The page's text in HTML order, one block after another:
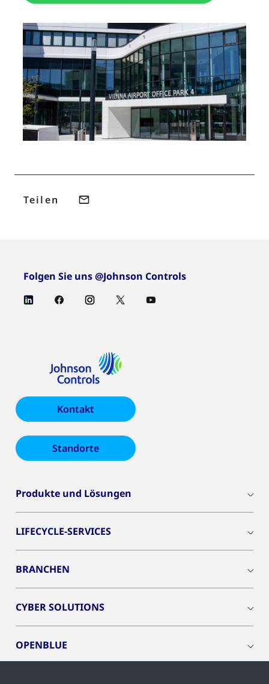
Teilen
Folgen Sie uns @Johnson Controls
Kontakt
Standorte
Produkte und Lösungen
LIFECYCLE-SERVICES
BRANCHEN
CYBER SOLUTIONS
OPENBLUE